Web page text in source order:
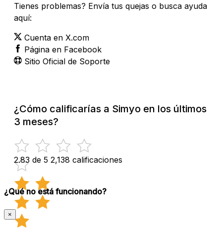
Tienes problemas? Envía tus quejas o busca ayuda
aquí:
Cuenta en X.com
Página en Facebook
Sitio Oficial de Soporte
¿Cómo calificarías a Simyo en los últimos
3 meses?
2.83 de 5 2,138 calificaciones
¿Qué no está funcionando?
×